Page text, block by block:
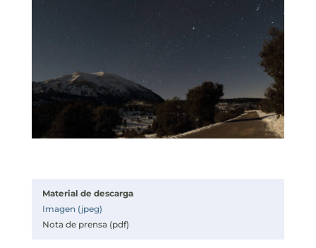
Material de descarga
Imagen (jpeg)
Nota de prensa (pdf)